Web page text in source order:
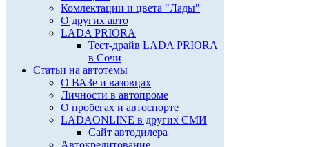
Комлектации и цвета "Лады"
О других авто
LADA PRIORA
Тест-драйв LADA PRIORA
в Сочи
Статьи на автотемы
О ВАЗе и вазовцах
Личности в автопроме
О пробегах и автоспорте
LADAONLINE в других СМИ
Сайт автодилера
Автокредитование